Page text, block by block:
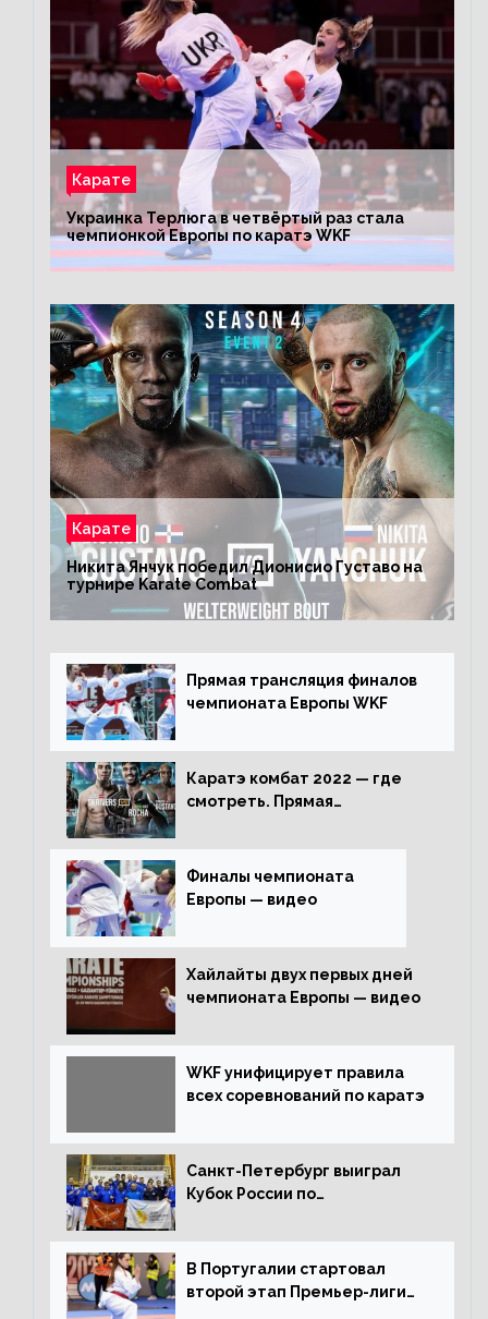
Карате
Украинка Терлюга в четвёртый раз стала
чемпионкой Европы по каратэ WKF
Карате
Никита Янчук победил Дионисио Густаво на
турнире Karate Combat
Прямая трансляция финалов
чемпионата Европы WKF
Каратэ комбат 2022 — где
смотреть. Прямая
Финалы чемпионата
Европы — видео
Хайлайты двух первых дней
чемпионата Европы — видео
WKF унифицирует правила
всех соревнований по каратэ
Санкт-Петербург выиграл
Кубок России по
В Португалии стартовал
второй этап Премьер-лиги